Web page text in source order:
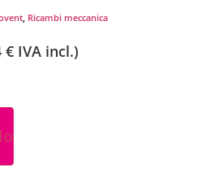
, Ricambi meccanica
€ IVA incl.)